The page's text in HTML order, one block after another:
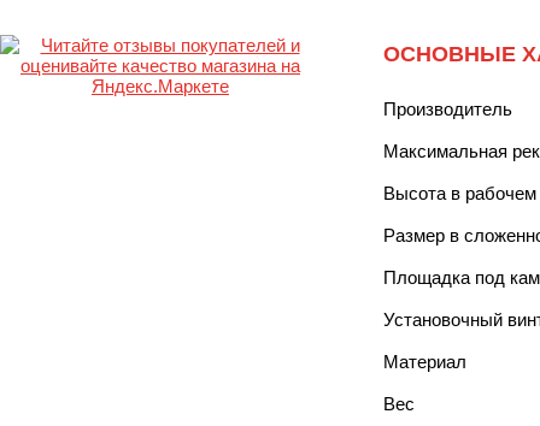
ОСНОВНЫЕ
Производитель
Максимальная
Высота в рабочем
Размер в
Площадка под
Установочный
Материал
Вес